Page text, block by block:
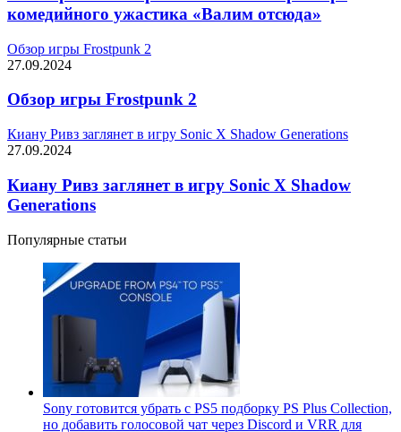
комедийного ужастика «Валим отсюда»
Обзор игры Frostpunk 2
27.09.2024
Обзор игры Frostpunk 2
Киану Ривз заглянет в игру Sonic X Shadow Generations
27.09.2024
Киану Ривз заглянет в игру Sonic X Shadow
Generations
Популярные статьи
Sony готовится убрать с PS5 подборку PS Plus Collection,
но добавить голосовой чат через Discord и VRR для